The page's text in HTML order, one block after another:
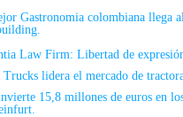
Gastronomia colombiana llega
Law Firm: Libertad de
lidera el mercado de
15,8 millones de euros en